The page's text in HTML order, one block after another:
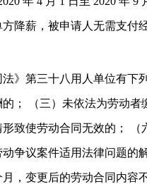
方降薪，被申请人无需支付
法》第三十八用人单位有
的； （三）未依法为劳动
致使劳动合同无效的；
动争议案件适用法律问题
，变更后的劳动合同内